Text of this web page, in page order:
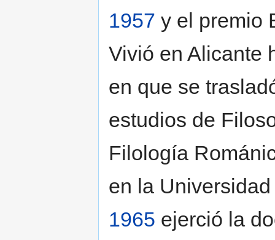
1957 y el premio
Vivió en Alicante
en que se
estudios de
Filología
en la
1965 ejerció la